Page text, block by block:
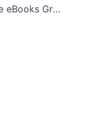
O décimo homem | Baixe eBooks Gratuitamente